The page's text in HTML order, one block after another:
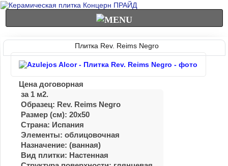
Плитка Rev. Reims Negro
Цена договорная
за 1 м2.
Образец: Rev. Reims Negro
Размер (см): 20x50
Страна: Испания
Элементы: облицовочная
Назначение: (ванная)
Вид плитки: Настенная